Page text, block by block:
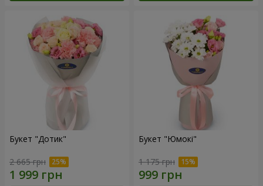
Букет "Дотик"
2 665 грн
Букет "Юмокі"
1 175 грн